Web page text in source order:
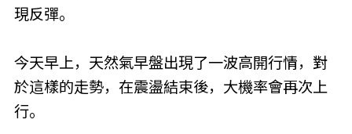
現反彈。
今天早上，天然氣早盤出現了一波高開行情，對
於這樣的走勢，在震盪結束後，大機率會再次上
行。